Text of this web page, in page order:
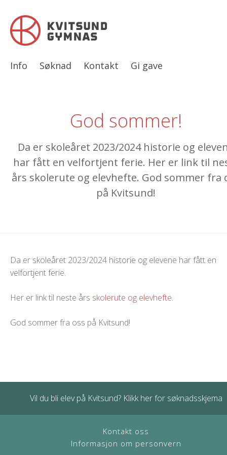
Info Søknad Kontakt Gi gave
God sommer!
Da er skoleåret 2023/2024 historie og
har fått en velfortjent ferie. Her er link til
års skolerute og elevhefte. God sommer fra
på Kvitsund!
Da er skoleåret 2023/2024 historie og elevene har fått en
velfortjent ferie.
Her er link til neste års skolerute og elevhefte.
God sommer fra oss på Kvitsund!
Vil du bli elev på Kvitsund? Klikk her for søknadsskjema
Kontakt oss
Informasjon om personvern